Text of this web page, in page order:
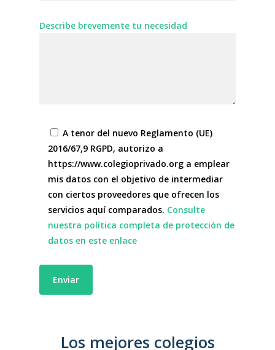
Describe brevemente tu necesidad
A tenor del nuevo Reglamento (UE)
2016/67,9 RGPD, autorizo a
https://www.colegioprivado.org a emplear
mis datos con el objetivo de intermediar
con ciertos proveedores que ofrecen los
servicios aquí comparados. Consulte
nuestra política completa de protección de
datos en este enlace
Los mejores colegios